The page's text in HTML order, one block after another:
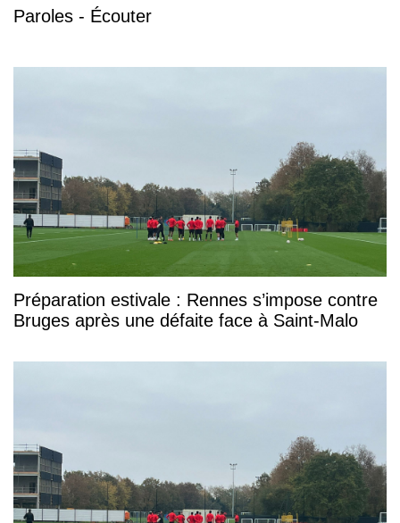
Paroles - Écouter
Préparation estivale : Rennes s’impose contre
Bruges après une défaite face à Saint-Malo